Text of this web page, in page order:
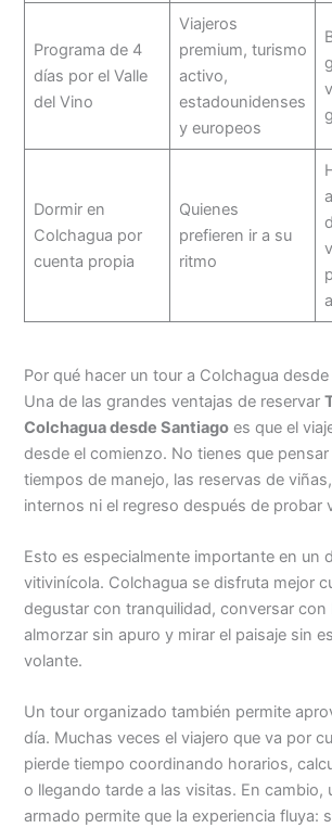
Programa de 4
días por el Valle
del Vino
Viajeros
premium, turismo
activo,
estadounidenses
y europeos
Dormir en
Colchagua por
cuenta propia
Quienes
prefieren ir a su
ritmo
Por qué hacer un tour a Colchagua
Una de las grandes ventajas de reservar
Colchagua desde Santiago es que el
desde el comienzo. No tienes que pensar
tiempos de manejo, las reservas de
internos ni el regreso después de probar
Esto es especialmente importante en un
vitivinícola. Colchagua se disfruta mejor
degustar con tranquilidad, conversar con
almorzar sin apuro y mirar el paisaje sin
volante.
Un tour organizado también permite
día. Muchas veces el viajero que va por
pierde tiempo coordinando horarios,
o llegando tarde a las visitas. En cambio,
armado permite que la experiencia fluya: